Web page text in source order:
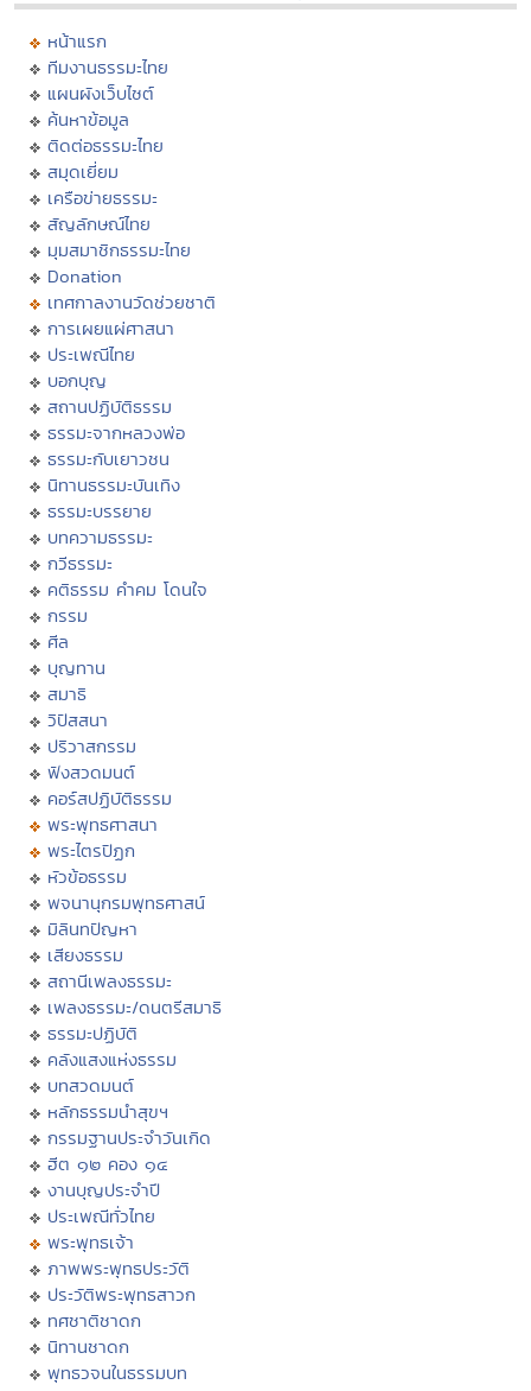
หน้าแรก
ทีมงานธรรมะไทย
แผนผังเว็บไซต์
ค้นหาข้อมูล
ติดต่อธรรมะไทย
สมุดเยี่ยม
เครือข่ายธรรมะ
สัญลักษณ์ไทย
มุมสมาชิกธรรมะไทย
Donation
เทศกาลงานวัดช่วยชาติ
การเผยแผ่ศาสนา
ประเพณีไทย
บอกบุญ
สถานปฏิบัติธรรม
ธรรมะจากหลวงพ่อ
ธรรมะกับเยาวชน
นิทานธรรมะบันเทิง
ธรรมะบรรยาย
บทความธรรมะ
กวีธรรมะ
คติธรรม คำคม โดนใจ
กรรม
ศีล
บุญทาน
สมาธิ
วิปัสสนา
ปริวาสกรรม
ฟังสวดมนต์
คอร์สปฏิบัติธรรม
พระพุทธศาสนา
พระไตรปิฏก
หัวข้อธรรม
พจนานุกรมพุทธศาสน์
มิลินทปัญหา
เสียงธรรม
สถานีเพลงธรรมะ
เพลงธรรมะ/ดนตรีสมาธิ
ธรรมะปฏิบัติ
คลังแสงแห่งธรรม
บทสวดมนต์
หลักธรรมนำสุขฯ
กรรมฐานประจำวันเกิด
ฮีต ๑๒ คอง ๑๔
งานบุญประจำปี
ประเพณีทั่วไทย
พระพุทธเจ้า
ภาพพระพุทธประวัติ
ประวัติพระพุทธสาวก
ทศชาติชาดก
นิทานชาดก
พุทธวจนในธรรมบท